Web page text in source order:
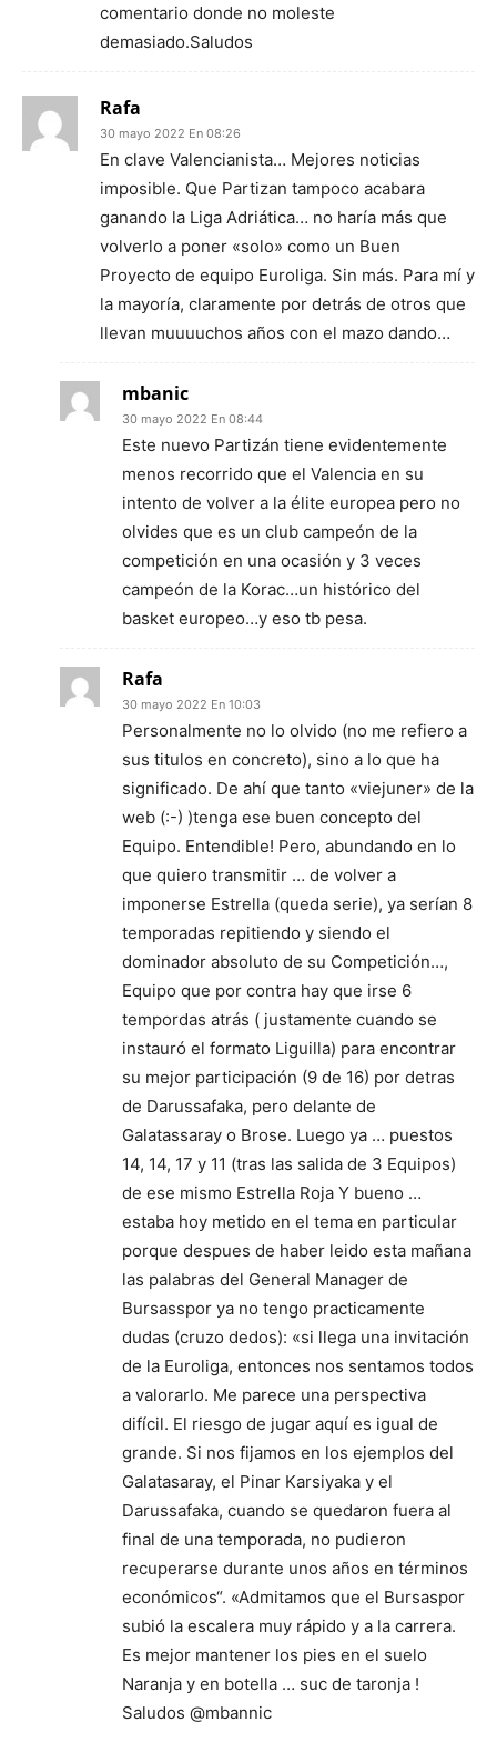
comentario donde no moleste
demasiado.Saludos
Rafa
30 mayo 2022 En 08:26
En clave Valencianista… Mejores noticias
imposible. Que Partizan tampoco acabara
ganando la Liga Adriática… no haría más que
volverlo a poner «solo» como un Buen
Proyecto de equipo Euroliga. Sin más. Para mí y
la mayoría, claramente por detrás de otros que
llevan muuuuchos años con el mazo dando…
mbanic
30 mayo 2022 En 08:44
Este nuevo Partizán tiene evidentemente
menos recorrido que el Valencia en su
intento de volver a la élite europea pero no
olvides que es un club campeón de la
competición en una ocasión y 3 veces
campeón de la Korac…un histórico del
basket europeo…y eso tb pesa.
Rafa
30 mayo 2022 En 10:03
Personalmente no lo olvido (no me refiero a
sus titulos en concreto), sino a lo que ha
significado. De ahí que tanto «viejuner» de la
web (:-) )tenga ese buen concepto del
Equipo. Entendible! Pero, abundando en lo
que quiero transmitir … de volver a
imponerse Estrella (queda serie), ya serían 8
temporadas repitiendo y siendo el
dominador absoluto de su Competición…,
Equipo que por contra hay que irse 6
tempordas atrás ( justamente cuando se
instauró el formato Liguilla) para encontrar
su mejor participación (9 de 16) por detras
de Darussafaka, pero delante de
Galatassaray o Brose. Luego ya … puestos
14, 14, 17 y 11 (tras las salida de 3 Equipos)
de ese mismo Estrella Roja Y bueno …
estaba hoy metido en el tema en particular
porque despues de haber leido esta mañana
las palabras del General Manager de
Bursasspor ya no tengo practicamente
dudas (cruzo dedos): «si llega una invitación
de la Euroliga, entonces nos sentamos todos
a valorarlo. Me parece una perspectiva
difícil. El riesgo de jugar aquí es igual de
grande. Si nos fijamos en los ejemplos del
Galatasaray, el Pinar Karsiyaka y el
Darussafaka, cuando se quedaron fuera al
final de una temporada, no pudieron
recuperarse durante unos años en términos
económicos“. «Admitamos que el Bursaspor
subió la escalera muy rápido y a la carrera.
Es mejor mantener los pies en el suelo
Naranja y en botella … suc de taronja !
Saludos @mbannic